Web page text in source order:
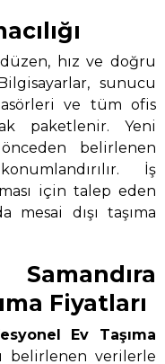
hız ve doğru
sunucu
ve tüm ofis
paketlenir. Yeni
belirlenen
İş
için talep eden
dışı taşıma
Fiyatları
Ev Taşıma
belirlenen verilerle